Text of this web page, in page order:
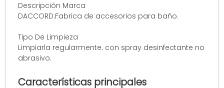
Descripción Marca
DACCORD.Fabrica de accesorios para baño.
Tipo De Limpieza
Limpiarla regularmente. con spray desinfectante no
abrasivo.
Características principales